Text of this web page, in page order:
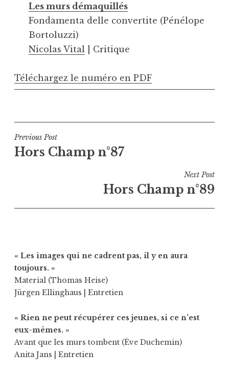
Les murs démaquillés
Fondamenta delle convertite (Pénélope
Bortoluzzi)
Nicolas Vital | Critique
Téléchargez le numéro en PDF
Navigation
de
Previous Post
Hors Champ n°87
Next Post
Hors Champ n°89
« Les images qui ne cadrent pas, il y en aura
toujours. »
Material (Thomas Heise)
Jürgen Ellinghaus | Entretien
« Rien ne peut récupérer ces jeunes, si ce n’est
eux-mêmes. »
Avant que les murs tombent (Ève Duchemin)
Anita Jans | Entretien